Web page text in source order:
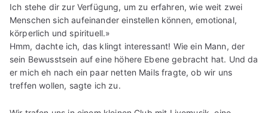
Ich stehe dir zur Verfügung, um zu erfahren, wie weit zwei
Menschen sich aufeinander einstellen können, emotional,
körperlich und spirituell.»
Hmm, dachte ich, das klingt interessant! Wie ein Mann, der
sein Bewusstsein auf eine höhere Ebene gebracht hat. Und da
er mich eh nach ein paar netten Mails fragte, ob wir uns
treffen wollen, sagte ich zu.